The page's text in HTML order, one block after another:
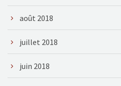
août 2018
juillet 2018
juin 2018